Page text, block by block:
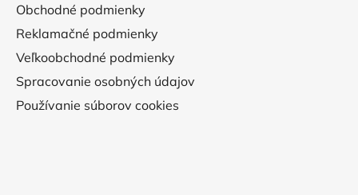
Obchodné podmienky
Reklamačné podmienky
Veľkoobchodné podmienky
Spracovanie osobných údajov
Používanie súborov cookies